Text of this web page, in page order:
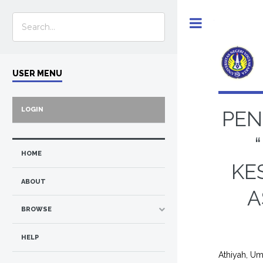
Athiyah,
USER MENU
LOGIN
HOME
ABOUT
BROWSE
HELP